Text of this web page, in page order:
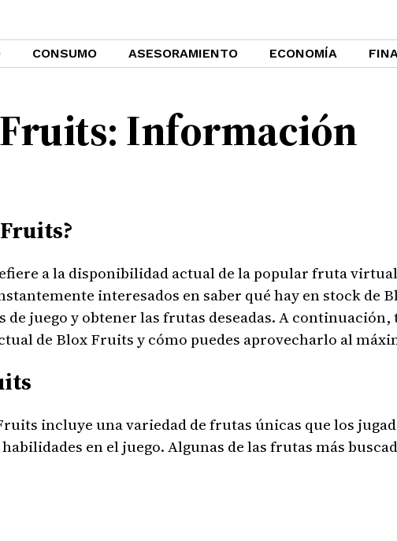
CONSUMO ASESORAMIENTO ECONOMÍA
Información
a la disponibilidad actual de la popular fruta
interesados en saber qué hay en stock de
juego y obtener las frutas deseadas. A continuación,
de Blox Fruits y cómo puedes aprovecharlo al
incluye una variedad de frutas únicas que los
en el juego. Algunas de las frutas más